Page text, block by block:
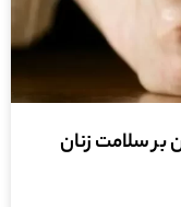
سلامت زنان